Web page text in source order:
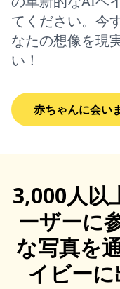
てください。今
なたの想像を現
い！
赤ちゃんに会い
3,000人以
ーザーに
な写真を
イビーに